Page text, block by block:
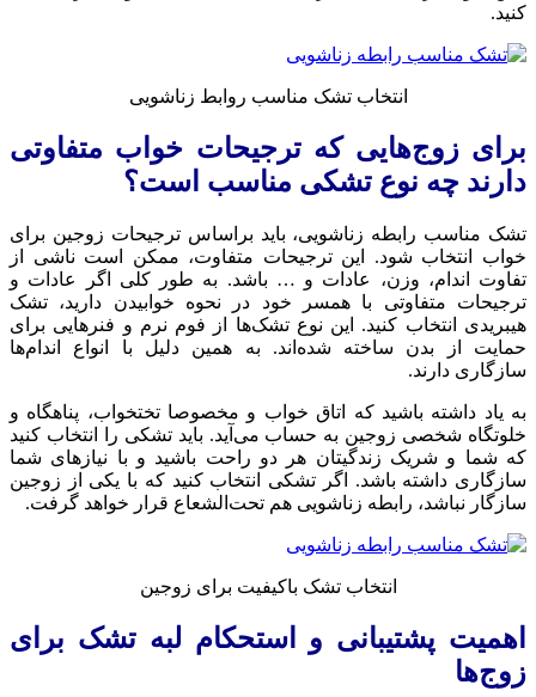
کنید.
انتخاب تشک مناسب روابط زناشویی
برای زوج‌هایی که ترجیحات خواب متفاوتی
دارند چه نوع تشکی مناسب است؟
تشک مناسب رابطه زناشویی، باید براساس ترجیحات زوجین برای
خواب انتخاب شود. این ترجیحات متفاوت، ممکن است ناشی از
تفاوت اندام، وزن، عادات و … باشد. به طور کلی اگر عادات و
ترجیحات متفاوتی با همسر خود در نحوه خوابیدن دارید، تشک
هیبریدی انتخاب کنید. این نوع تشک‌ها از فوم نرم و فنرهایی برای
حمایت از بدن ساخته شده‌اند. به همین دلیل با انواع اندام‌ها
سازگاری دارند.
به یاد داشته باشید که اتاق خواب و مخصوصا تختخواب، پناهگاه و
خلوتگاه شخصی زوجین به حساب می‌آید. باید تشکی را انتخاب کنید
که شما و شریک زندگیتان هر دو راحت باشید و با نیازهای شما
سازگاری داشته باشد. اگر تشکی انتخاب کنید که با یکی از زوجین
سازگار نباشد، رابطه زناشویی هم تحت‌الشعاع قرار خواهد گرفت.
انتخاب تشک باکیفیت برای زوجین
اهمیت پشتیبانی و استحکام لبه تشک برای
زوج‌ها